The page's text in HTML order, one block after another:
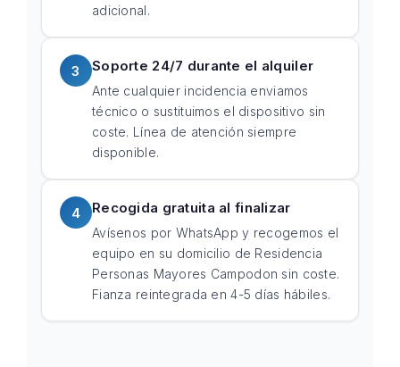
adicional.
3 Soporte 24/7 durante el alquiler
Ante cualquier incidencia enviamos
técnico o sustituimos el dispositivo sin
coste. Línea de atención siempre
disponible.
4 Recogida gratuita al finalizar
Avísenos por WhatsApp y recogemos el
equipo en su domicilio de Residencia
Personas Mayores Campodon sin coste.
Fianza reintegrada en 4-5 días hábiles.